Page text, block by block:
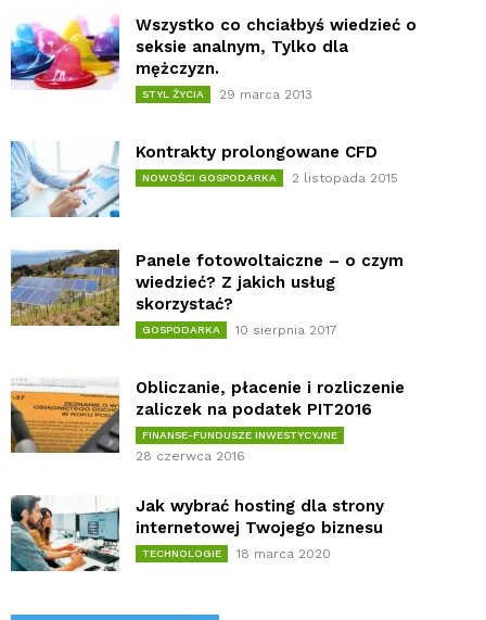
Wszystko co chciałbyś wiedzieć o
seksie analnym, Tylko dla
mężczyzn.
STYL ŻYCIA 29 marca 2013
Kontrakty prolongowane CFD
NOWOŚCI GOSPODARKA 2 listopada 2015
Panele fotowoltaiczne – o czym
wiedzieć? Z jakich usług
skorzystać?
GOSPODARKA 10 sierpnia 2017
Obliczanie, płacenie i rozliczenie
zaliczek na podatek PIT2016
FINANSE-FUNDUSZE INWESTYCYJNE
28 czerwca 2016
Jak wybrać hosting dla strony
internetowej Twojego biznesu
TECHNOLOGIE 18 marca 2020